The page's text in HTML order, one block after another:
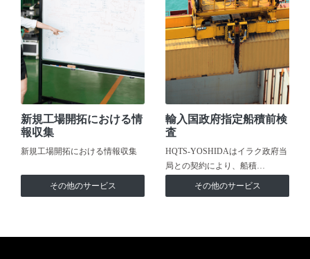
新規工場開拓における情
報収集
新規工場開拓における情報収集
その他のサービス
輸入国政府指定船積前検
査
HQTS-YOSHIDAはイラク政府当
局との契約により、船積…
その他のサービス